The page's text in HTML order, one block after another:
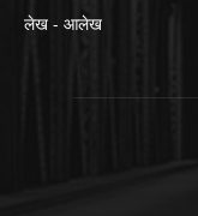
लेख - आलेख